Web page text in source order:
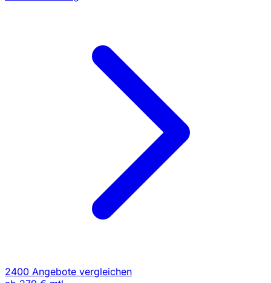
2400 Angebote vergleichen